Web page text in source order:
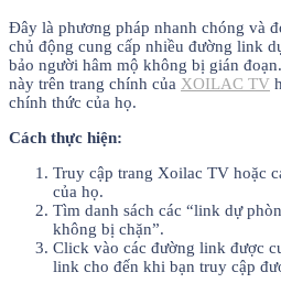
Đây là phương pháp nhanh chóng và
chủ động cung cấp nhiều đường link
bảo người hâm mộ không bị gián
này trên trang chính của XOILAC TV
chính thức của họ.
Cách thực hiện:
Truy cập trang Xoilac TV hoặc
của họ.
Tìm danh sách các “link dự
không bị chặn”.
Click vào các đường link được
link cho đến khi bạn truy cập